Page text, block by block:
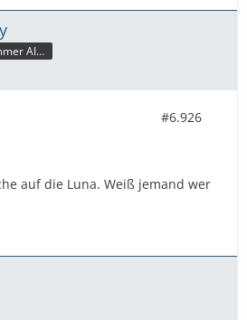
Einmal AIDA - Immer AIDA
#6.926
auf die Luna. Weiß jemand wer